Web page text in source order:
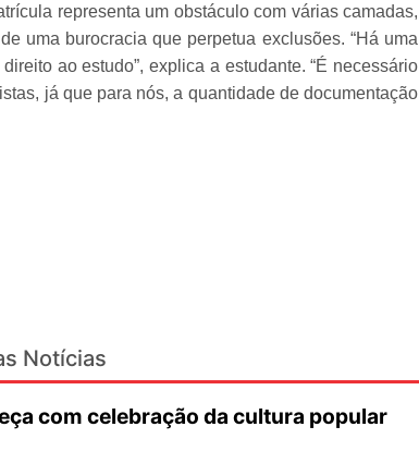
representa um obstáculo com várias camadas,
uma burocracia que perpetua exclusões. “Há uma
ao estudo”, explica a estudante. “É necessário
já que para nós, a quantidade de documentação
Notícias
com celebração da cultura popular